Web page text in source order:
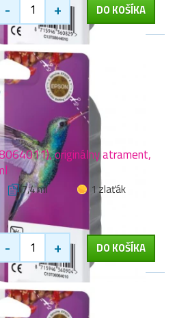
- + DO KOŠÍKA
originálny atrament,
7,4 ml
1 zlaťák
- + DO KOŠÍKA